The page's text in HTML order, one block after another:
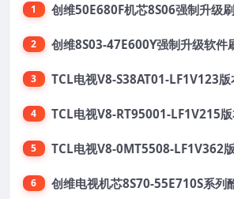
1 创维50E680F机芯8S06强制升级
2 创维8S03-47E600Y强制升级软件
3
4
5
6 创维电视机芯8S70-55E710S系列